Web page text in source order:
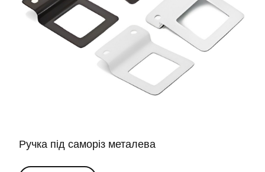
Ручка під саморіз металева